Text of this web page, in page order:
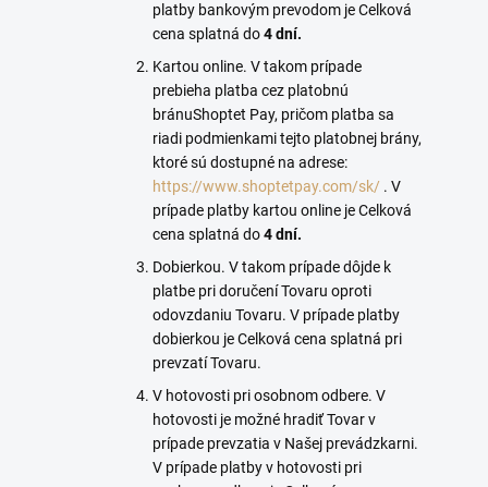
platby bankovým prevodom je Celková
cena splatná do4dní.
Kartou online. V takom prípade
prebieha platba cez platobnú
bránuShoptet Pay, pričom platba sa
riadi podmienkami tejto platobnej brány,
ktoré sú dostupné na adrese:
https://www.shoptetpay.com/sk/ . V
prípade platby kartou online je Celková
cena splatná do4dní.
Dobierkou. V takom prípade dôjde k
platbe pri doručení Tovaru oproti
odovzdaniu Tovaru. V prípade platby
dobierkou je Celková cena splatná pri
prevzatí Tovaru.
V hotovosti pri osobnom odbere. V
hotovosti je možné hradiť Tovar v
prípade prevzatia v Našej prevádzkarni.
V prípade platby v hotovosti pri